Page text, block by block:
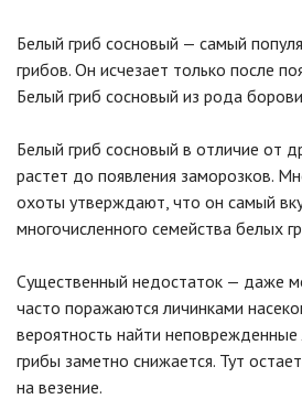
Белый гриб сосновый — самый
грибов. Он исчезает только после
Белый гриб сосновый из рода
Белый гриб сосновый в отличие от
растет до появления заморозков.
охоты утверждают, что он самый
многочисленного семейства белых
Существенный недостаток — даже
часто поражаются личинками
вероятность найти
грибы заметно снижается. Тут
на везение.